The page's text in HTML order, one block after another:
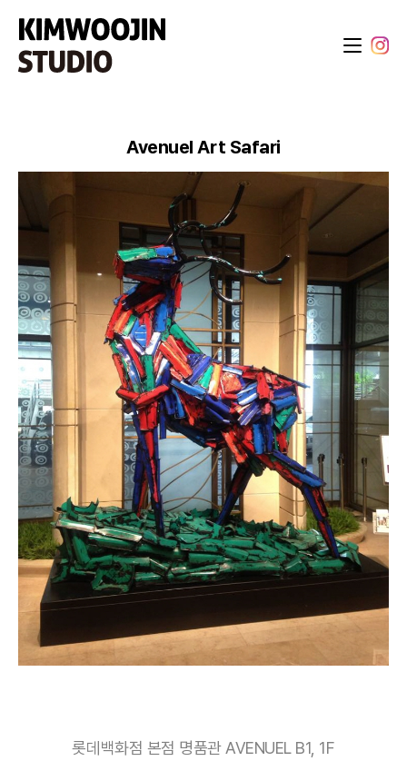
Avenuel Art Safari
롯데백화점 본점 명품관 AVENUEL B1, 1F